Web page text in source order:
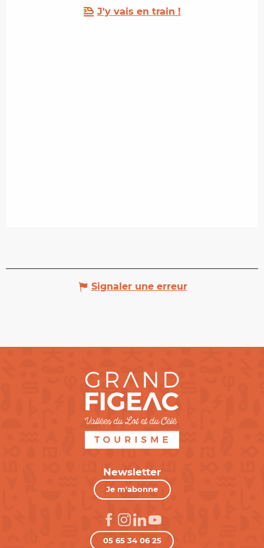
J'y vais en train !
Signaler une erreur
Newsletter
Je m'abonne
05 65 34 06 25